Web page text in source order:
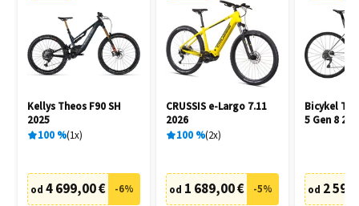
Kellys Theos F90 SH
2025
100% 1x
od 4 699,00 € -6%
CRUSSIS e-Largo 7.11
2026
100% 2x
od 1 689,00 € -5%
Bicykel
5 Gen 8
od 2